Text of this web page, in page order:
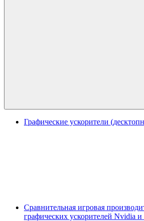
Графические ускорители
Сравнительная игровая
графических ускорителей Nvidia